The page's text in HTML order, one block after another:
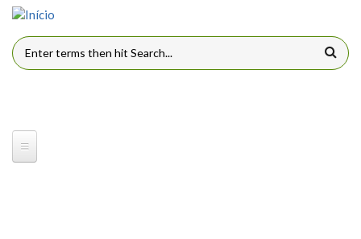
Pular para o conteúdo principal
FORMULÁRIO DE BUSCA